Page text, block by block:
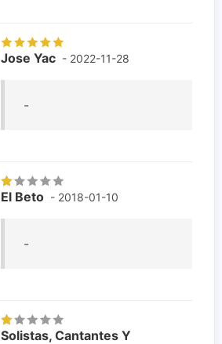
Jose Yac - 2022-11-28
-
El Beto - 2018-01-10
-
Solistas, Cantantes Y